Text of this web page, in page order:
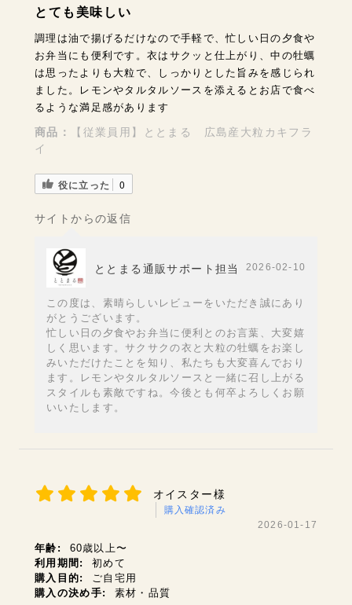
とても美味しい
調理は油で揚げるだけなので手軽で、忙しい日の夕食や
お弁当にも便利です。衣はサクッと仕上がり、中の牡蠣
は思ったよりも大粒で、しっかりとした旨みを感じられ
ました。レモンやタルタルソースを添えるとお店で食べ
るような満足感があります
商品：
【従業員用】ととまる 広島産大粒カキフラ
イ
役に立った 0
サイトからの返信
ととまる通販サポート担当 2026-02-10
この度は、素晴らしいレビューをいただき誠にあり
がとうございます。
忙しい日の夕食やお弁当に便利とのお言葉、大変嬉
しく思います。サクサクの衣と大粒の牡蠣をお楽し
みいただけたことを知り、私たちも大変喜んでおり
ます。レモンやタルタルソースと一緒に召し上がる
スタイルも素敵ですね。今後とも何卒よろしくお願
いいたします。
オイスター様
購入確認済み
2026-01-17
年齢:
60歳以上〜
利用期間:
初めて
購入目的:
ご自宅用
購入の決め手:
素材・品質